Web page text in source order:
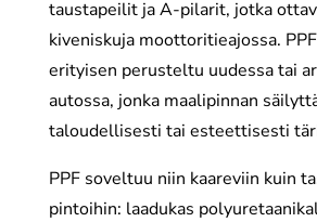
taustapeilit ja A-pilarit, jotka
kiveniskuja moottoritieajossa.
erityisen perusteltu uudessa tai
autossa, jonka maalipinnan
taloudellisesti tai esteettisesti
PPF soveltuu niin kaareviin kuin
pintoihin: laadukas